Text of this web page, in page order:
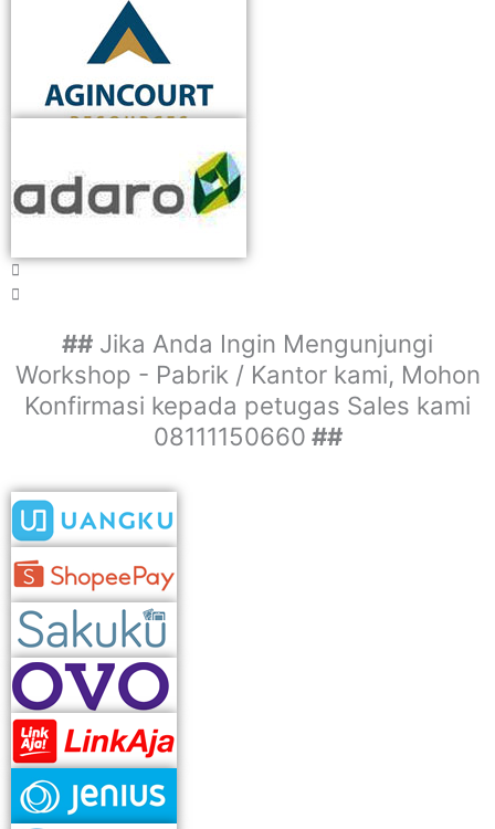
## Jika Anda Ingin Mengunjungi
Workshop - Pabrik / Kantor kami, Mohon
Konfirmasi kepada petugas Sales kami
08111150660 ##